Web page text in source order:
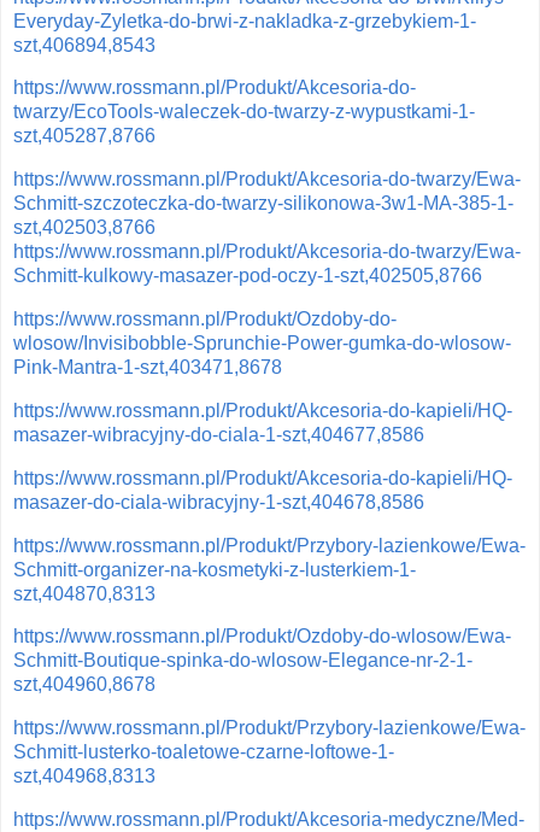
Everyday-Zyletka-do-brwi-z-nakladka-z-grzebykiem-1-
szt,406894,8543
https://www.rossmann.pl/Produkt/Akcesoria-do-
twarzy/EcoTools-waleczek-do-twarzy-z-wypustkami-1-
szt,405287,8766
https://www.rossmann.pl/Produkt/Akcesoria-do-twarzy/Ewa-
Schmitt-szczoteczka-do-twarzy-silikonowa-3w1-MA-385-1-
szt,402503,8766
https://www.rossmann.pl/Produkt/Akcesoria-do-twarzy/Ewa-
Schmitt-kulkowy-masazer-pod-oczy-1-szt,402505,8766
https://www.rossmann.pl/Produkt/Ozdoby-do-
wlosow/Invisibobble-Sprunchie-Power-gumka-do-wlosow-
Pink-Mantra-1-szt,403471,8678
https://www.rossmann.pl/Produkt/Akcesoria-do-kapieli/HQ-
masazer-wibracyjny-do-ciala-1-szt,404677,8586
https://www.rossmann.pl/Produkt/Akcesoria-do-kapieli/HQ-
masazer-do-ciala-wibracyjny-1-szt,404678,8586
https://www.rossmann.pl/Produkt/Przybory-lazienkowe/Ewa-
Schmitt-organizer-na-kosmetyki-z-lusterkiem-1-
szt,404870,8313
https://www.rossmann.pl/Produkt/Ozdoby-do-wlosow/Ewa-
Schmitt-Boutique-spinka-do-wlosow-Elegance-nr-2-1-
szt,404960,8678
https://www.rossmann.pl/Produkt/Przybory-lazienkowe/Ewa-
Schmitt-lusterko-toaletowe-czarne-loftowe-1-
szt,404968,8313
https://www.rossmann.pl/Produkt/Akcesoria-medyczne/Med-